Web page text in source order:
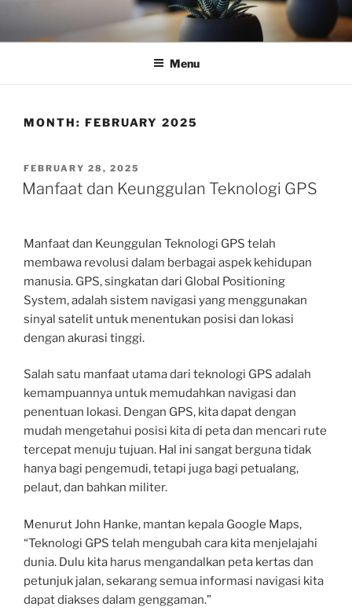
content
Menu
MONTH: FEBRUARY 2025
POSTED
ON
FEBRUARY 28, 2025
Manfaat dan Keunggulan Teknologi GPS
Manfaat dan Keunggulan Teknologi GPS telah
membawa revolusi dalam berbagai aspek kehidupan
manusia. GPS, singkatan dari Global Positioning
System, adalah sistem navigasi yang menggunakan
sinyal satelit untuk menentukan posisi dan lokasi
dengan akurasi tinggi.
Salah satu manfaat utama dari teknologi GPS adalah
kemampuannya untuk memudahkan navigasi dan
penentuan lokasi. Dengan GPS, kita dapat dengan
mudah mengetahui posisi kita di peta dan mencari rute
tercepat menuju tujuan. Hal ini sangat berguna tidak
hanya bagi pengemudi, tetapi juga bagi petualang,
pelaut, dan bahkan militer.
Menurut John Hanke, mantan kepala Google Maps,
“Teknologi GPS telah mengubah cara kita menjelajahi
dunia. Dulu kita harus mengandalkan peta kertas dan
petunjuk jalan, sekarang semua informasi navigasi kita
dapat diakses dalam genggaman.”